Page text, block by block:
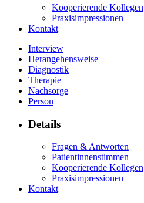
Kooperierende Kollegen
Praxisimpressionen
Kontakt
Interview
Herangehensweise
Diagnostik
Therapie
Nachsorge
Person
Details
Fragen & Antworten
Patientinnenstimmen
Kooperierende Kollegen
Praxisimpressionen
Kontakt